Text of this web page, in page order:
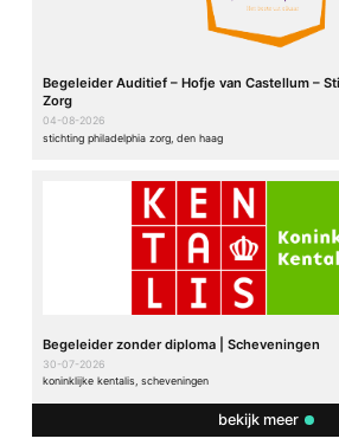
Begeleider Auditief – Hofje van Castellum –
Zorg
04-08-2026
stichting philadelphia zorg, den haag
Begeleider zonder diploma | Scheveningen
30-07-2026
koninklijke kentalis, scheveningen
bekijk meer